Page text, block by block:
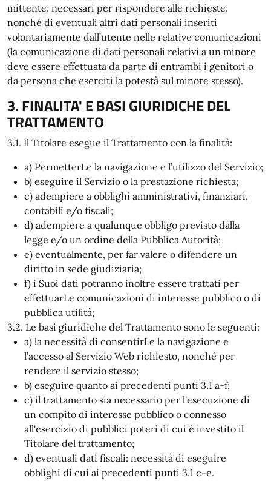
mittente, necessari per rispondere alle richieste,
nonché di eventuali altri dati personali inseriti
volontariamente dall’utente nelle relative comunicazioni
(la comunicazione di dati personali relativi a un minore
deve essere effettuata da parte di entrambi i genitori o
da persona che eserciti la potestà sul minore stesso).
3. FINALITA' E BASI GIURIDICHE DEL
TRATTAMENTO
3.1. Il Titolare esegue il Trattamento con la finalità:
a) PermetterLe la navigazione e l’utilizzo del Servizio;
b) eseguire il Servizio o la prestazione richiesta;
c) adempiere a obblighi amministrativi, finanziari,
contabili e/o fiscali;
d) adempiere a qualunque obbligo previsto dalla
legge e/o un ordine della Pubblica Autorità;
e) eventualmente, per far valere o difendere un
diritto in sede giudiziaria;
f) i Suoi dati potranno inoltre essere trattati per
effettuarLe comunicazioni di interesse pubblico o di
pubblica utilità;
3.2. Le basi giuridiche del Trattamento sono le seguenti:
a) la necessità di consentirLe la navigazione e
l’accesso al Servizio Web richiesto, nonché per
rendere il servizio stesso;
b) eseguire quanto ai precedenti punti 3.1 a-f;
c) il trattamento sia necessario per l'esecuzione di
un compito di interesse pubblico o connesso
all'esercizio di pubblici poteri di cui è investito il
Titolare del trattamento;
d) eventuali dati fiscali: necessità di eseguire
obblighi di cui ai precedenti punti 3.1 c-e.